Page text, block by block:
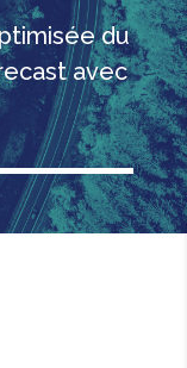
du
avec